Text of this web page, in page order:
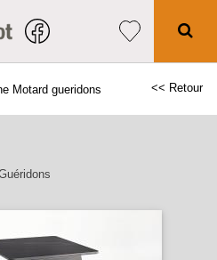
Motard gueridons << Retour